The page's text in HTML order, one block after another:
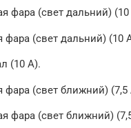
фара (свет дальний)
фара (свет дальний) (10
(10 А).
фара (свет ближний) (7,5
фара (свет ближний)